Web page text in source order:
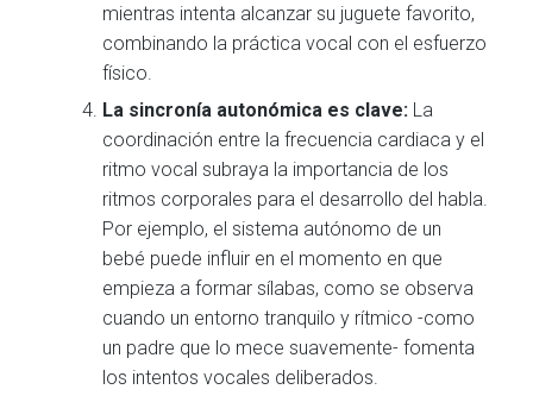
mientras intenta alcanzar su juguete favorito,
combinando la práctica vocal con el esfuerzo
físico.
La sincronía autonómica es clave: La
coordinación entre la frecuencia cardiaca y el
ritmo vocal subraya la importancia de los
ritmos corporales para el desarrollo del habla.
Por ejemplo, el sistema autónomo de un
bebé puede influir en el momento en que
empieza a formar sílabas, como se observa
cuando un entorno tranquilo y rítmico -como
un padre que lo mece suavemente- fomenta
los intentos vocales deliberados.